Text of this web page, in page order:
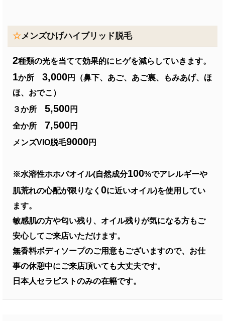
☆メンズひげハイブリッド脱毛
2種類の光を当てて効果的にヒゲを減らしていきます。
1か所 3,000円（鼻下、あご、あご裏、もみあげ、ほ
ほ、おでこ）
３か所 5,500円
全か所 7,500円
メンズVIO脱毛9000円
※水溶性ホホバオイル(自然成分100%でアレルギーや
肌荒れの心配が限りなく 0に近いオイル)を使用してい
ます。
敏感肌の方や匂い残り、オイル残りが気になる方もご
安心してご来店いただけます。
無香料ボディソープのご用意もございますので、お仕
事の休憩中にご来店頂いても大丈夫です。
日本人セラピストのみの在籍です。